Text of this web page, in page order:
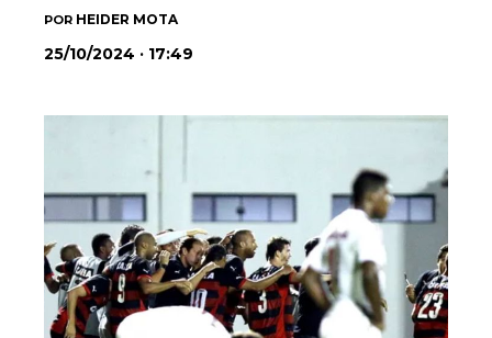
POR HEIDER MOTA
25/10/2024 · 17:49